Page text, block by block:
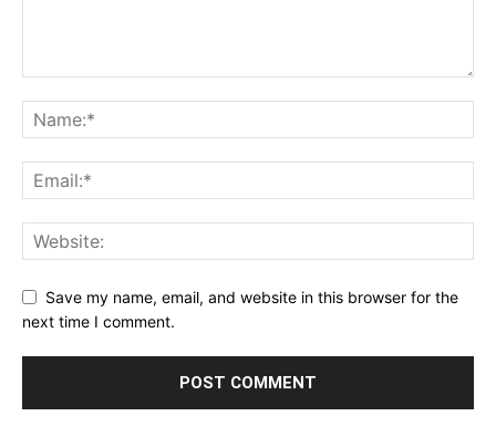
Save my name, email, and website in this browser for the
next time I comment.